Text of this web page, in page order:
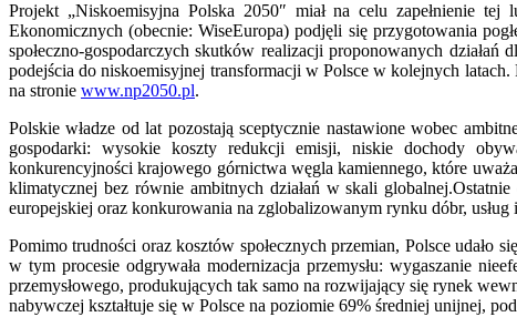
Projekt „Niskoemisyjna Polska 2050″ miał na celu zapełnienie
Ekonomicznych (obecnie: WiseEuropa) podjęli się przygotowania
społeczno-gospodarczych skutków realizacji proponowanych
podejścia do niskoemisyjnej transformacji w Polsce w kolejnych
na stronie www.np2050.pl.
Polskie władze od lat pozostają sceptycznie nastawione wobec
gospodarki: wysokie koszty redukcji emisji, niskie dochody
konkurencyjności krajowego górnictwa węgla kamiennego, które
klimatycznej bez równie ambitnych działań w skali
europejskiej oraz konkurowania na zglobalizowanym rynku dóbr, usług
Pomimo trudności oraz kosztów społecznych przemian, Polsce udało
w tym procesie odgrywała modernizacja przemysłu: wygaszanie
przemysłowego, produkujących tak samo na rozwijający się rynek
nabywczej kształtuje się w Polsce na poziomie 69% średniej unijnej,